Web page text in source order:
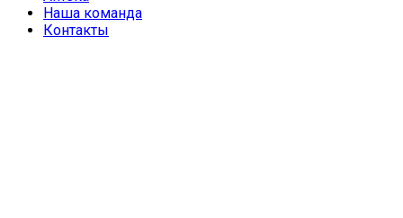
Наша команда
Контакты